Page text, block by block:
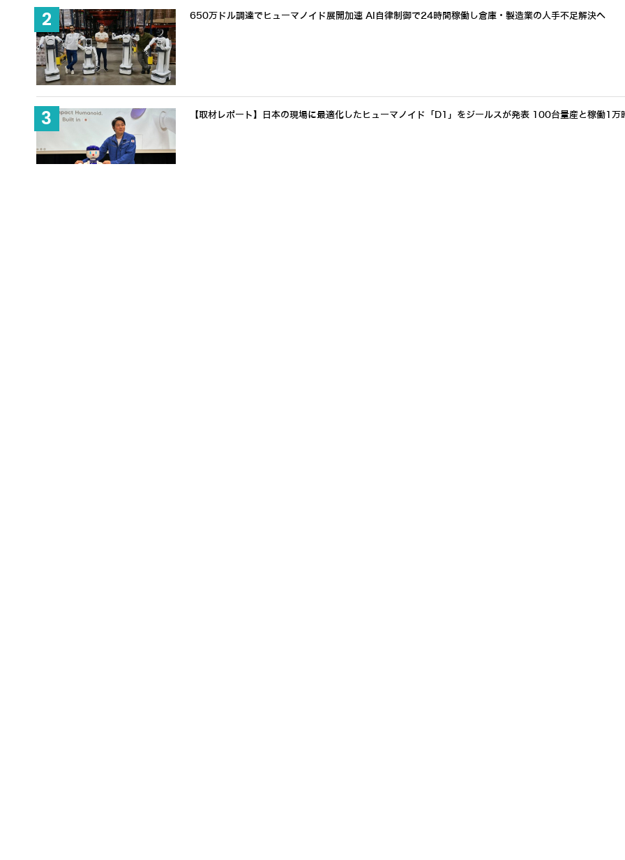
650万ドル調達でヒューマノイド展開加速 AI自律制御で24時間稼働し倉庫・製造業の人手不足解決へ
【取材レポート】日本の現場に最適化したヒューマノイド「D1」をジールスが発表 100台量産と稼働1万